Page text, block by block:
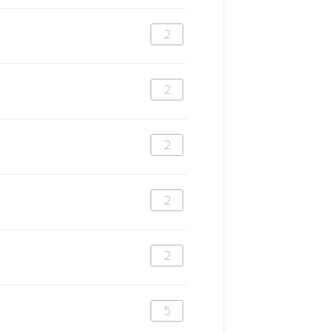
2
2
2
2
2
5